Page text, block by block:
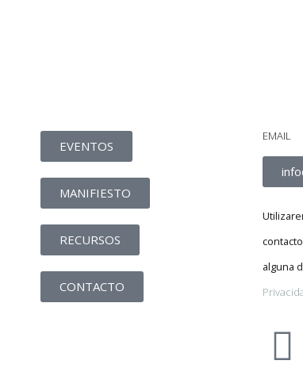
EVENTOS
MANIFIESTO
RECURSOS
CONTACTO
EMAIL
alguna